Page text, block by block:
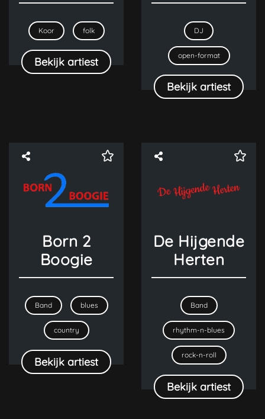
Koor folk
Bekijk artiest
DJ
open-format
Bekijk artiest
Born 2
Boogie
Band blues
country
Bekijk artiest
De Hijgende
Herten
Band
rhythm-n-blues
rock-n-roll
Bekijk artiest